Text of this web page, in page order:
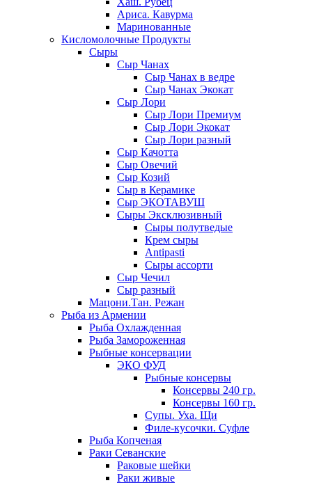
Ариса. Кавурма
Маринованные
Кисломолочные Продукты
Сыры
Сыр Чанах
Сыр Чанах в ведре
Сыр Чанах Экокат
Сыр Лори
Сыр Лори Премиум
Сыр Лори Экокат
Сыр Лори разный
Сыр Качотта
Сыр Овечий
Сыр Козий
Сыр в Керамике
Сыр ЭКОТАВУШ
Сыры Эксклюзивный
Сыры полутведые
Крем сыры
Antipasti
Сыры ассорти
Сыр Чечил
Сыр разный
Мацони.Тан. Режан
Рыба из Армении
Рыба Охлажденная
Рыба Замороженная
Рыбные консервации
ЭКО ФУД
Рыбные консервы
Консервы 240 гр.
Консервы 160 гр.
Супы. Уха. Щи
Филе-кусочки. Суфле
Рыба Копченая
Раки Севанские
Раковые шейки
Раки живые